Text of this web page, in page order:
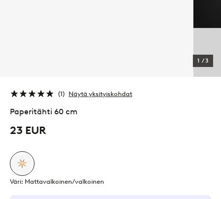
1 /3
1 Näytä yksityiskohdat
Paperitähti 60 cm
23 EUR
Väri: Mattavalkoinen/valkoinen